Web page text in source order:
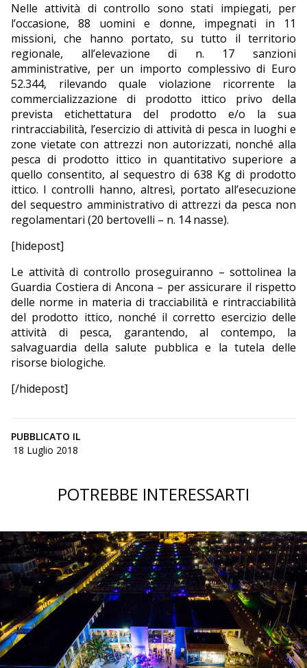
Nelle attività di controllo sono stati impiegati, per
l’occasione, 88 uomini e donne, impegnati in 11
missioni, che hanno portato, su tutto il territorio
regionale, all’elevazione di n. 17 sanzioni
amministrative, per un importo complessivo di Euro
52.344, rilevando quale violazione ricorrente la
commercializzazione di prodotto ittico privo della
prevista etichettatura del prodotto e/o la sua
rintracciabilità, l’esercizio di attività di pesca in luoghi e
zone vietate con attrezzi non autorizzati, nonché alla
pesca di prodotto ittico in quantitativo superiore a
quello consentito, al sequestro di 638 Kg di prodotto
ittico. I controlli hanno, altresì, portato all’esecuzione
del sequestro amministrativo di attrezzi da pesca non
regolamentari (20 bertovelli – n. 14 nasse).
[hidepost]
Le attività di controllo proseguiranno – sottolinea la
Guardia Costiera di Ancona – per assicurare il rispetto
delle norme in materia di tracciabilità e rintracciabilità
del prodotto ittico, nonché il corretto esercizio delle
attività di pesca, garantendo, al contempo, la
salvaguardia della salute pubblica e la tutela delle
risorse biologiche.
[/hidepost]
PUBBLICATO IL
18 Luglio 2018
POTREBBE INTERESSARTI